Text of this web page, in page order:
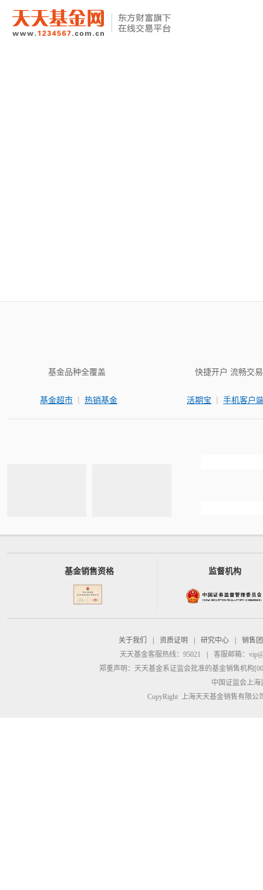
基金品种全覆盖
基金超市 | 热销基金
快捷开户 流畅交易
活期宝 | 手机客户
基金销售资格 监督机构
关于我们 资质证明 研究中心
销售
天天基金客服热线：95021
客服邮箱：
郑重声明： 天天基金系证监会批准的基金销售机构
中国证监会上
CopyRight 上海天天基金销售有限